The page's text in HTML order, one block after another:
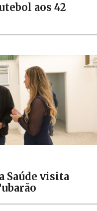
aos 42
Saúde visita